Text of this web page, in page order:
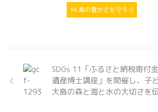
14.海の豊かさを守ろう
SDGs 11「ふるさと納税寄付
遺産博士講座」を開催し、子
大島の森と海と水の大切さを